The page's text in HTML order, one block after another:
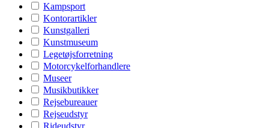
Kampsport
Kontorartikler
Kunstgalleri
Kunstmuseum
Legetøjsforretning
Motorcykelforhandlere
Museer
Musikbutikker
Rejsebureauer
Rejseudstyr
Rideudstyr